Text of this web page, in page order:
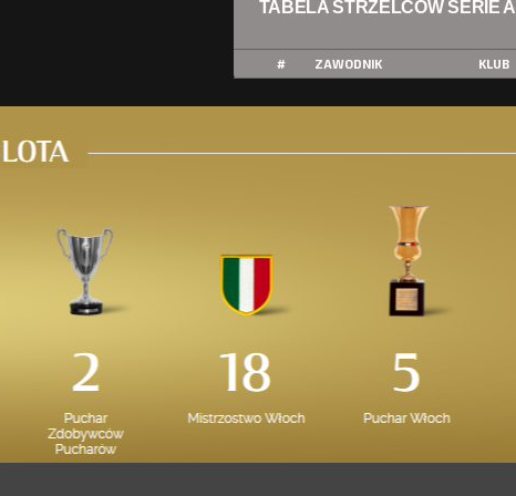
TABELA STRZELCÓW SERIE A
# ZAWODNIK KLUB